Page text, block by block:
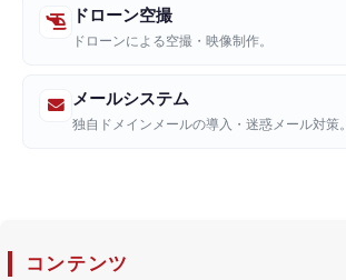
ドローン空撮
ドローンによる空撮・映像制作。
メールシステム
独自ドメインメールの導入・迷惑メール対策。
コンテンツ